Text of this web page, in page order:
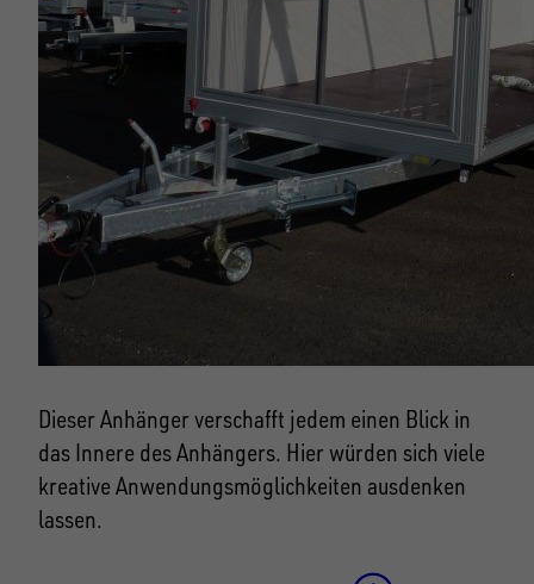
Dieser Anhänger verschafft jedem einen Blick in
das Innere des Anhängers. Hier würden sich viele
kreative Anwendungsmöglichkeiten ausdenken
lassen.